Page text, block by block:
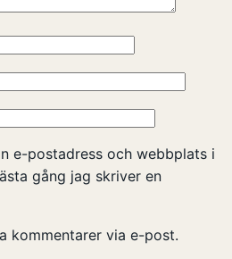
e-postadress och webbplats i
gång jag skriver en
kommentarer via e-post.